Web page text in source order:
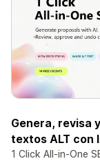
Genera, revisa
textos ALT con
1 Click All-in-One